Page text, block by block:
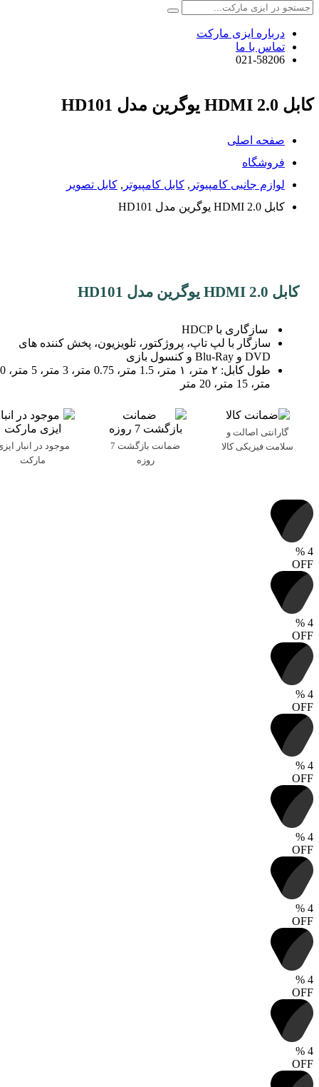
درباره ایزی مارکت
تماس با ما
021-58206
کابل 2.0 HDMI یوگرین مدل HD101
صفحه اصلی
فروشگاه
لوازم جانبی کامپیوتر , کابل کامپیوتر , کابل تصویر
کابل 2.0 HDMI یوگرین مدل HD101
کابل 2.0 HDMI یوگرین مدل HD101
سازگاری با HDCP
سازگار با لپ تاپ، پروژکتور، تلویزیون، پخش کننده های
DVD و Blu-Ray و کنسول بازی
طول کابل: ۲ متر، ۱
متر، 15 متر، 20 متر
گارانتی اصالت و
سلامت فیزیکی کالا
ضمانت بازگشت 7
روزه
موجود در انبار
مارکت
4
%
OFF
4
%
OFF
4
%
OFF
4
%
OFF
4
%
OFF
4
%
OFF
4
%
OFF
4
%
OFF